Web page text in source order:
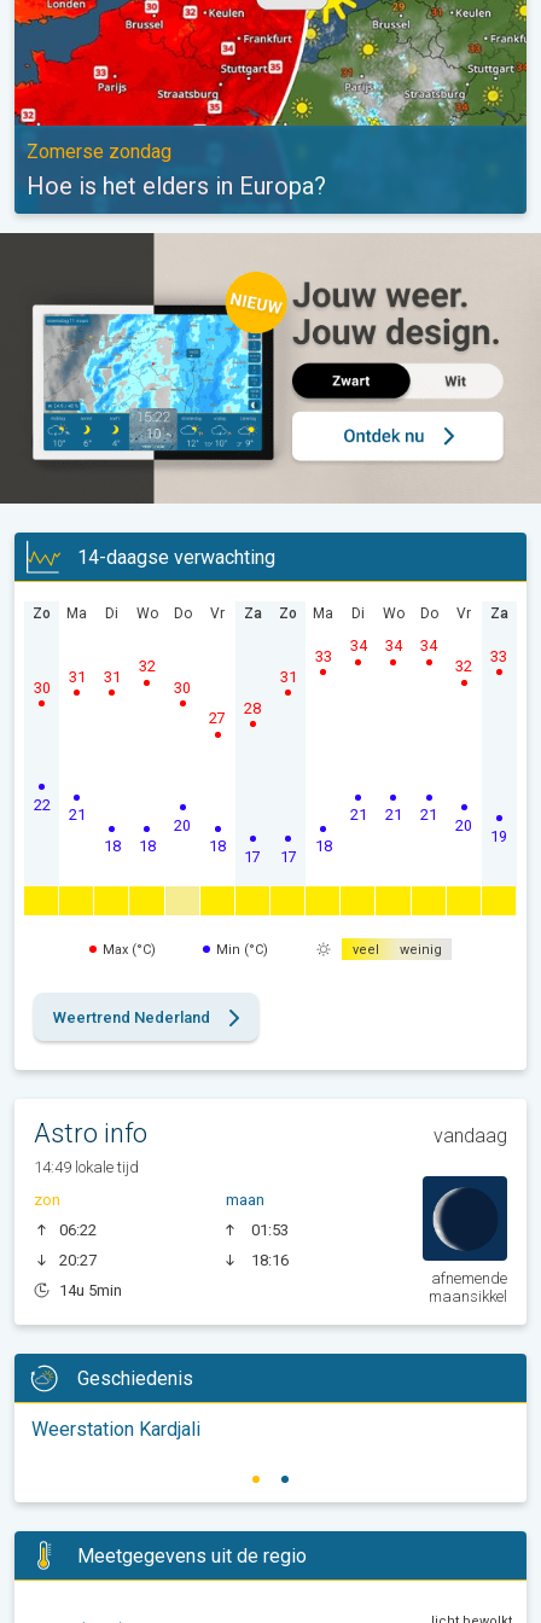
Zomerse zondag
Hoe is het elders in Europa?
14-daagse verwachting
Zo
22
30
Ma
21
31
Di
18
31
Wo
18
32
Do
20
30
Vr
18
27
Za
17
28
Zo
17
31
Ma
18
33
Di
21
34
Wo
21
34
Do
21
34
Vr
20
32
Za
19
33
Max (°C) Min (°C) veel weinig
Weertrend Nederland
Astro info vandaag
14:49 lokale tijd
zon
06:22
20:27
14u 5min
maan
01:53
18:16
afnemende
maansikkel
Geschiedenis
Weerstation Kardjali
Meetgegevens uit de regio